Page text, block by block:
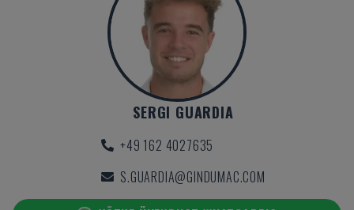
SERGI GUARDIA
+49 162 4027635
S.GUARDIA@GINDUMAC.COM